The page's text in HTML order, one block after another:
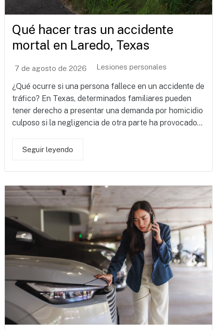
Qué hacer tras un accidente
mortal en Laredo, Texas
7 de agosto de 2026 Lesiones personales
¿Qué ocurre si una persona fallece en un accidente de
tráfico? En Texas, determinados familiares pueden
tener derecho a presentar una demanda por homicidio
culposo si la negligencia de otra parte ha provocado...
Seguir leyendo